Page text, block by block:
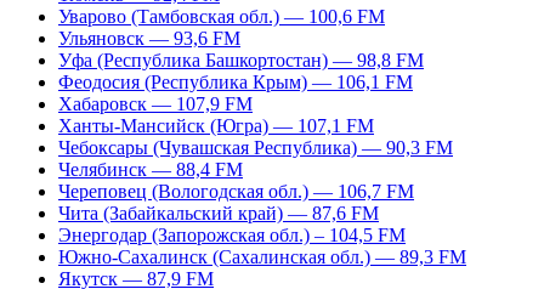
Уварово (Тамбовская обл.) — 100,6 FM
Ульяновск — 93,6 FM
Уфа (Республика Башкортостан) — 98,8 FM
Феодосия (Республика Крым) — 106,1 FM
Хабаровск — 107,9 FM
Ханты-Мансийск (Югра) — 107,1 FM
Чебоксары (Чувашская Республика) — 90,3 FM
Челябинск — 88,4 FM
Череповец (Вологодская обл.) — 106,7 FM
Чита (Забайкальский край) — 87,6 FM
Энергодар (Запорожская обл.) – 104,5 FM
Южно-Сахалинск (Сахалинская обл.) — 89,3 FM
Якутск — 87,9 FM